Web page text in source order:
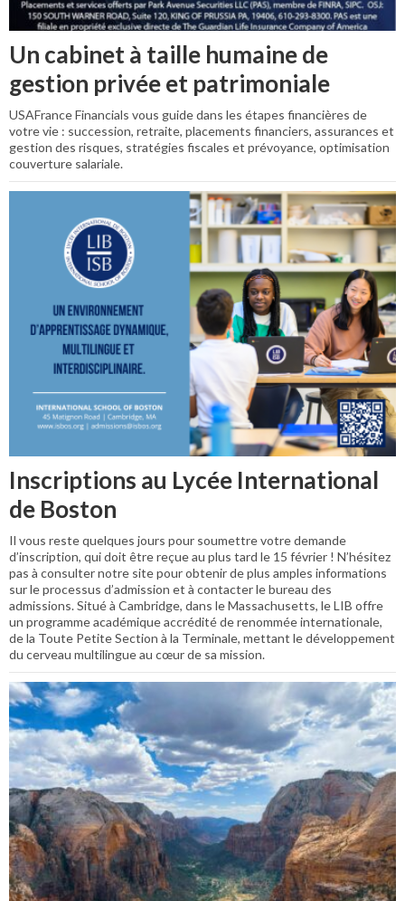
Un cabinet à taille humaine de
gestion privée et patrimoniale
USAFrance Financials vous guide dans les étapes financières de
votre vie : succession, retraite, placements financiers, assurances et
gestion des risques, stratégies fiscales et prévoyance, optimisation
couverture salariale.
Inscriptions au Lycée International
de Boston
Il vous reste quelques jours pour soumettre votre demande
d’inscription, qui doit être reçue au plus tard le 15 février ! N’hésitez
pas à consulter notre site pour obtenir de plus amples informations
sur le processus d’admission et à contacter le bureau des
admissions. Situé à Cambridge, dans le Massachusetts, le LIB offre
un programme académique accrédité de renommée internationale,
de la Toute Petite Section à la Terminale, mettant le développement
du cerveau multilingue au cœur de sa mission.